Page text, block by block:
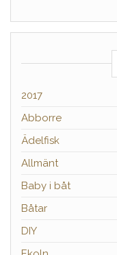
2017
Abborre
Ädelfisk
Allmänt
Baby i båt
Båtar
DIY